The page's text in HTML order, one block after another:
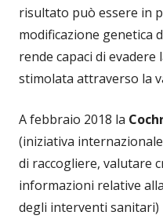
risultato può essere in
modificazione genetica
rende capaci di
stimolata attraverso la
A febbraio 2018 la
(iniziativa
di raccogliere, valutare
informazioni relative
degli interventi